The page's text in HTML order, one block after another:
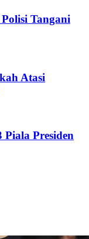
Tangani
Atasi
Piala Presiden